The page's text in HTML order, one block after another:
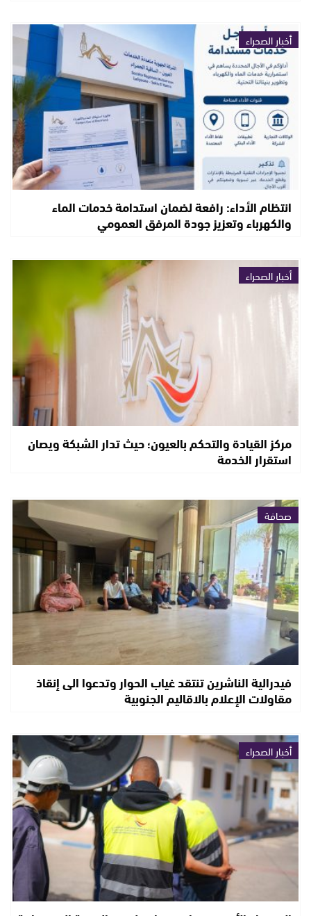
أخبار الصحراء
انتظام الأداء: رافعة لضمان استدامة خدمات الماء
والكهرباء وتعزيز جودة المرفق العمومي
أخبار الصحراء
مركز القيادة والتحكم بالعيون؛ حيث تدار الشبكة ويصان
استقرار الخدمة
صحافة
فيدرالية الناشرين تنتقد غياب الحوار وتدعوا الى إنقاذ
مقاولات الإعلام بالاقاليم الجنوبية
أخبار الصحراء